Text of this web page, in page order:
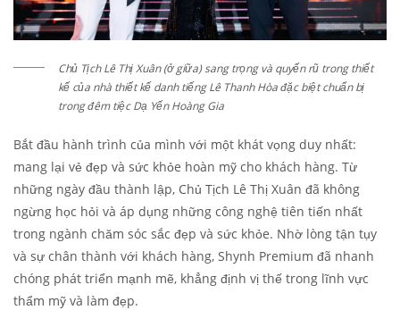
Chủ Tịch Lê Thị Xuân (ở giữa) sang trọng và quyến rũ trong thiết
kế của nhà thiết kế danh tiếng Lê Thanh Hòa đặc biệt chuẩn bị
trong đêm tiệc Dạ Yến Hoàng Gia
Bắt đầu hành trình của mình với một khát vọng duy nhất:
mang lại vẻ đẹp và sức khỏe hoàn mỹ cho khách hàng. Từ
những ngày đầu thành lập, Chủ Tịch Lê Thị Xuân đã không
ngừng học hỏi và áp dụng những công nghệ tiên tiến nhất
trong ngành chăm sóc sắc đẹp và sức khỏe. Nhờ lòng tận tụy
và sự chân thành với khách hàng, Shynh Premium đã nhanh
chóng phát triển mạnh mẽ, khẳng định vị thế trong lĩnh vực
thẩm mỹ và làm đẹp.